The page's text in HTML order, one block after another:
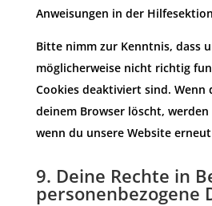
Anweisungen in der
Bitte nimm zur Kenntnis, dass
möglicherweise nicht richtig
Cookies deaktiviert sind. Wenn
deinem Browser löscht,
wenn du unsere Website
9. Deine Rechte in
personenbezogene